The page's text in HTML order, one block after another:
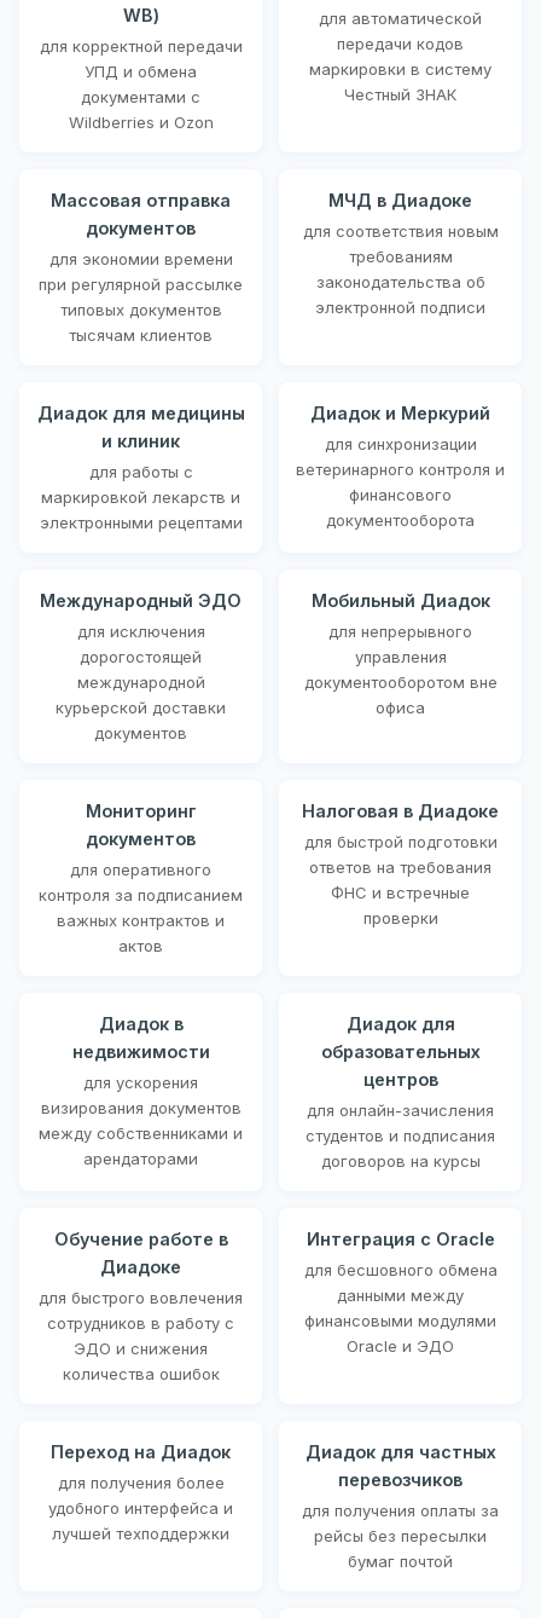
WB)
для корректной передачи
УПД и обмена
документами с
Wildberries и Ozon
для автоматической
передачи кодов
маркировки в систему
Честный ЗНАК
Массовая отправка
документов
для экономии времени
при регулярной рассылке
типовых документов
тысячам клиентов
МЧД в Диадоке
для соответствия новым
требованиям
законодательства об
электронной подписи
Диадок для медицины
и клиник
для работы с
маркировкой лекарств и
электронными рецептами
Диадок и Меркурий
для синхронизации
ветеринарного контроля и
финансового
документооборота
Международный ЭДО
для исключения
дорогостоящей
международной
курьерской доставки
документов
Мобильный Диадок
для непрерывного
управления
документооборотом вне
офиса
Мониторинг
документов
для оперативного
контроля за подписанием
важных контрактов и
актов
Налоговая в Диадоке
для быстрой подготовки
ответов на требования
ФНС и встречные
проверки
Диадок в
недвижимости
для ускорения
визирования документов
между собственниками и
арендаторами
Диадок для
образовательных
центров
для онлайн-зачисления
студентов и подписания
договоров на курсы
Обучение работе в
Диадоке
для быстрого вовлечения
сотрудников в работу с
ЭДО и снижения
количества ошибок
Интеграция с Oracle
для бесшовного обмена
данными между
финансовыми модулями
Oracle и ЭДО
Переход на Диадок
для получения более
удобного интерфейса и
лучшей техподдержки
Диадок для частных
перевозчиков
для получения оплаты за
рейсы без пересылки
бумаг почтой